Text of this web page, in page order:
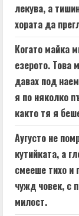
лекува, а
хората да
Когато майка
езерото. Това
давах под
я по няколко
както тя я
Аугусто не
кутийката, а
смееше тихо и
чужд човек, с
милост.